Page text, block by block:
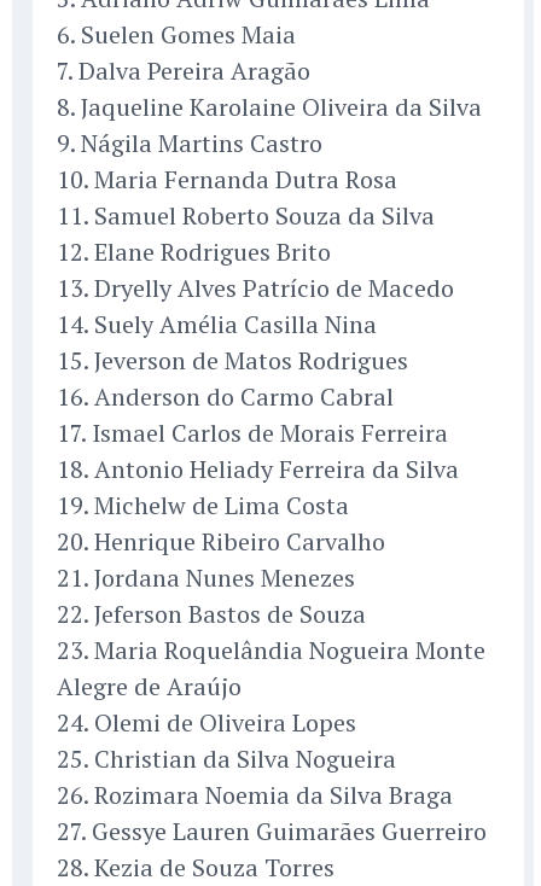
6. Suelen Gomes Maia
7. Dalva Pereira Aragão
8. Jaqueline Karolaine Oliveira da Silva
9. Nágila Martins Castro
10. Maria Fernanda Dutra Rosa
11. Samuel Roberto Souza da Silva
12. Elane Rodrigues Brito
13. Dryelly Alves Patrício de Macedo
14. Suely Amélia Casilla Nina
15. Jeverson de Matos Rodrigues
16. Anderson do Carmo Cabral
17. Ismael Carlos de Morais Ferreira
18. Antonio Heliady Ferreira da Silva
19. Michelw de Lima Costa
20. Henrique Ribeiro Carvalho
21. Jordana Nunes Menezes
22. Jeferson Bastos de Souza
23. Maria Roquelândia Nogueira Monte
Alegre de Araújo
24. Olemi de Oliveira Lopes
25. Christian da Silva Nogueira
26. Rozimara Noemia da Silva Braga
27. Gessye Lauren Guimarães Guerreiro
28. Kezia de Souza Torres